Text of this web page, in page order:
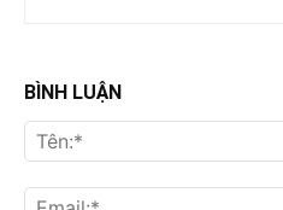
BÌNH LUẬN